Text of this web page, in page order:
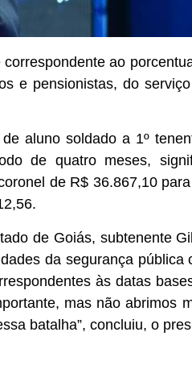
ao
e pensionistas, do
aluno soldado a 1º
de quatro meses,
de R$ 36.867,10
de Goiás, subtenente
da segurança pública
às datas
mas não abrimos
batalha”, concluiu, o